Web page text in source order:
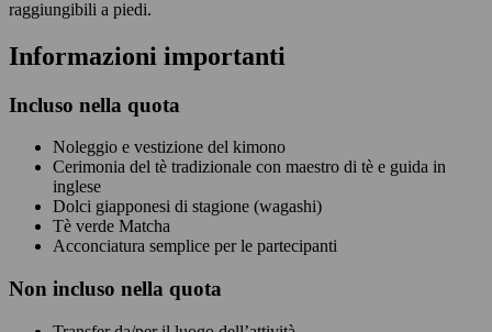
raggiungibili a piedi.
Informazioni importanti
Incluso nella quota
Noleggio e vestizione del kimono
Cerimonia del tè tradizionale con maestro di tè e guida in
inglese
Dolci giapponesi di stagione (wagashi)
Tè verde Matcha
Acconciatura semplice per le partecipanti
Non incluso nella quota